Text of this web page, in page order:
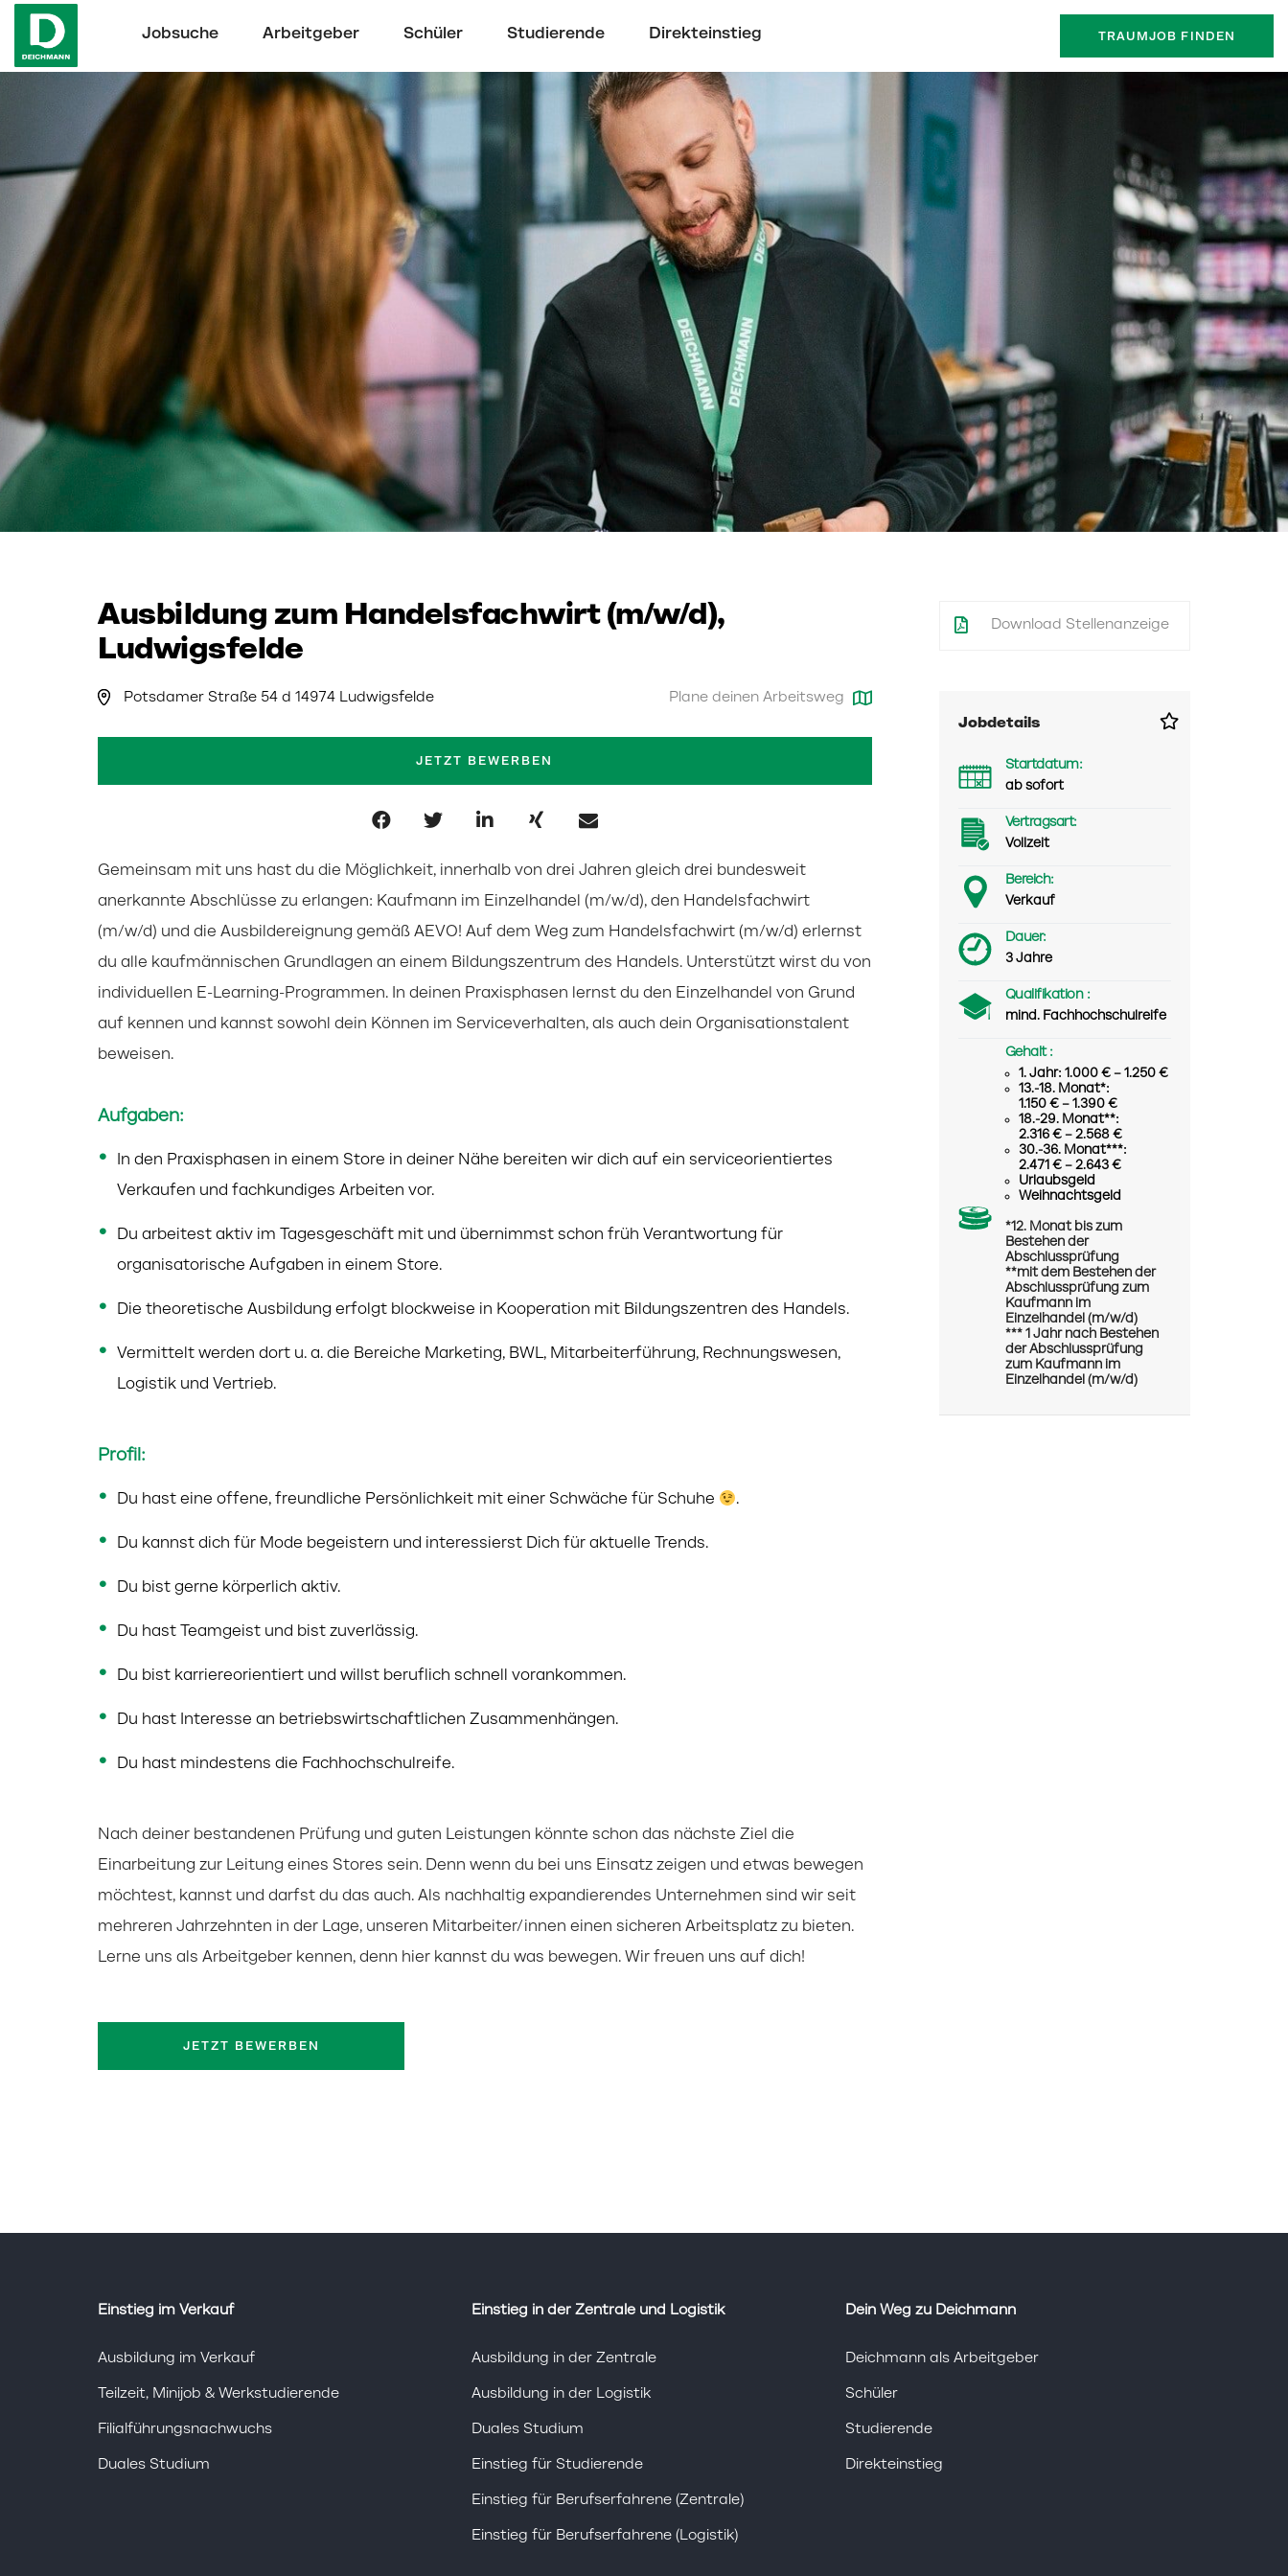
Jobsuche Arbeitgeber Schüler Studierende Direkteinstieg TRAUMJOB FINDEN
Ausbildung zum Handelsfachwirt (m/w/d),
Ludwigsfelde
Potsdamer Straße 54 d 14974 Ludwigsfelde Plane deinen Arbeitsweg
JETZT BEWERBEN
Gemeinsam mit uns hast du die Möglichkeit, innerhalb von drei Jahren gleich drei bundesweit
anerkannte Abschlüsse zu erlangen: Kaufmann im Einzelhandel (m/w/d), den Handelsfachwirt
(m/w/d) und die Ausbildereignung gemäß AEVO! Auf dem Weg zum Handelsfachwirt (m/w/d) erlernst
du alle kaufmännischen Grundlagen an einem Bildungszentrum des Handels. Unterstützt wirst du von
individuellen E-Learning-Programmen. In deinen Praxisphasen lernst du den Einzelhandel von Grund
auf kennen und kannst sowohl dein Können im Serviceverhalten, als auch dein Organisationstalent
beweisen.
Aufgaben:
In den Praxisphasen in einem Store in deiner Nähe bereiten wir dich auf ein serviceorientiertes
Verkaufen und fachkundiges Arbeiten vor.
Du arbeitest aktiv im Tagesgeschäft mit und übernimmst schon früh Verantwortung für
organisatorische Aufgaben in einem Store.
Die theoretische Ausbildung erfolgt blockweise in Kooperation mit Bildungszentren des Handels.
Vermittelt werden dort u. a. die Bereiche Marketing, BWL, Mitarbeiterführung, Rechnungswesen,
Logistik und Vertrieb.
Profil:
Du hast eine offene, freundliche Persönlichkeit mit einer Schwäche für Schuhe .
Du kannst dich für Mode begeistern und interessierst Dich für aktuelle Trends.
Du bist gerne körperlich aktiv.
Du hast Teamgeist und bist zuverlässig.
Du bist karriereorientiert und willst beruflich schnell vorankommen.
Du hast Interesse an betriebswirtschaftlichen Zusammenhängen.
Du hast mindestens die Fachhochschulreife.
Nach deiner bestandenen Prüfung und guten Leistungen könnte schon das nächste Ziel die
Einarbeitung zur Leitung eines Stores sein. Denn wenn du bei uns Einsatz zeigen und etwas bewegen
möchtest, kannst und darfst du das auch. Als nachhaltig expandierendes Unternehmen sind wir seit
mehreren Jahrzehnten in der Lage, unseren Mitarbeiter/innen einen sicheren Arbeitsplatz zu bieten.
Lerne uns als Arbeitgeber kennen, denn hier kannst du was bewegen. Wir freuen uns auf dich!
JETZT BEWERBEN
Download Stellenanzeige
Jobdetails
Startdatum:
ab sofort
Vertragsart:
Vollzeit
Bereich:
Verkauf
Dauer:
3 Jahre
Qualifikation :
mind. Fachhochschulreife
Gehalt :
1. Jahr: 1.000 € – 1.250 €
13.-18. Monat*:
1.150 € – 1.390 €
18.-29. Monat**:
2.316 € – 2.568 €
30.-36. Monat***:
2.471 € – 2.643 €
Urlaubsgeld
Weihnachtsgeld
*12. Monat bis zum
Bestehen der
Abschlussprüfung
**mit dem Bestehen der
Abschlussprüfung zum
Kaufmann im
Einzelhandel (m/w/d)
*** 1 Jahr nach Bestehen
der Abschlussprüfung
zum Kaufmann im
Einzelhandel (m/w/d)
Einstieg im Verkauf
Ausbildung im Verkauf
Teilzeit, Minijob & Werkstudierende
Filialführungsnachwuchs
Duales Studium
Einstieg in der Zentrale und Logistik
Ausbildung in der Zentrale
Ausbildung in der Logistik
Duales Studium
Einstieg für Studierende
Einstieg für Berufserfahrene (Zentrale)
Einstieg für Berufserfahrene (Logistik)
Dein Weg zu Deichmann
Deichmann als Arbeitgeber
Schüler
Studierende
Direkteinstieg